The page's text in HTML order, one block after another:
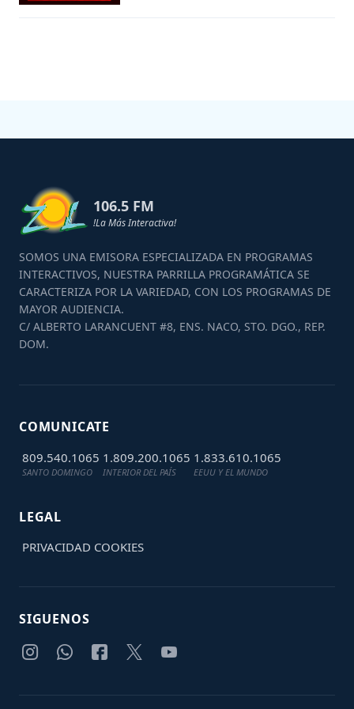
106.5 FM
!La Más Interactiva!
SOMOS UNA EMISORA ESPECIALIZADA EN PROGRAMAS
INTERACTIVOS, NUESTRA PARRILLA PROGRAMÁTICA SE
CARACTERIZA POR LA VARIEDAD, CON LOS PROGRAMAS DE
MAYOR AUDIENCIA.
C/ ALBERTO LARANCUENT #8, ENS. NACO, STO. DGO., REP.
DOM.
COMUNICATE
809.540.1065
SANTO DOMINGO
1.809.200.1065
INTERIOR DEL PAÍS
1.833.610.1065
EEUU Y EL MUNDO
LEGAL
PRIVACIDAD COOKIES
SIGUENOS